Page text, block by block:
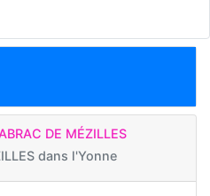
DE MÉZILLES
dans l'Yonne